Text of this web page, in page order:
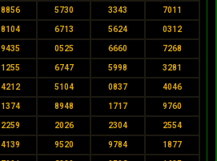
8856 5730 3343 7011
8104 6713 5624 0312
9435 0525 6660 7268
1255 6747 5998 3281
4212 5104 0837 4046
1374 8948 1717 9760
2259 2026 2304 2554
4139 9520 9784 1877